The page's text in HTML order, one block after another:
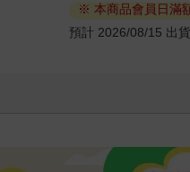
※ 本商品會員日滿
預計 2026/08/15 出貨